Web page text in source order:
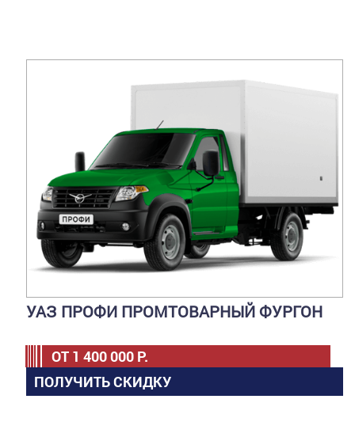
УАЗ ПРОФИ ПРОМТОВАРНЫЙ ФУРГОН
ОТ 1 400 000 Р.
ПОЛУЧИТЬ СКИДКУ